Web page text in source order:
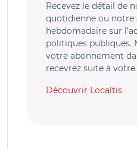
Recevez le détail de
quotidienne ou notre
hebdomadaire sur
politiques publiques.
votre abonnement
recevrez suite à
Découvrir Localtis